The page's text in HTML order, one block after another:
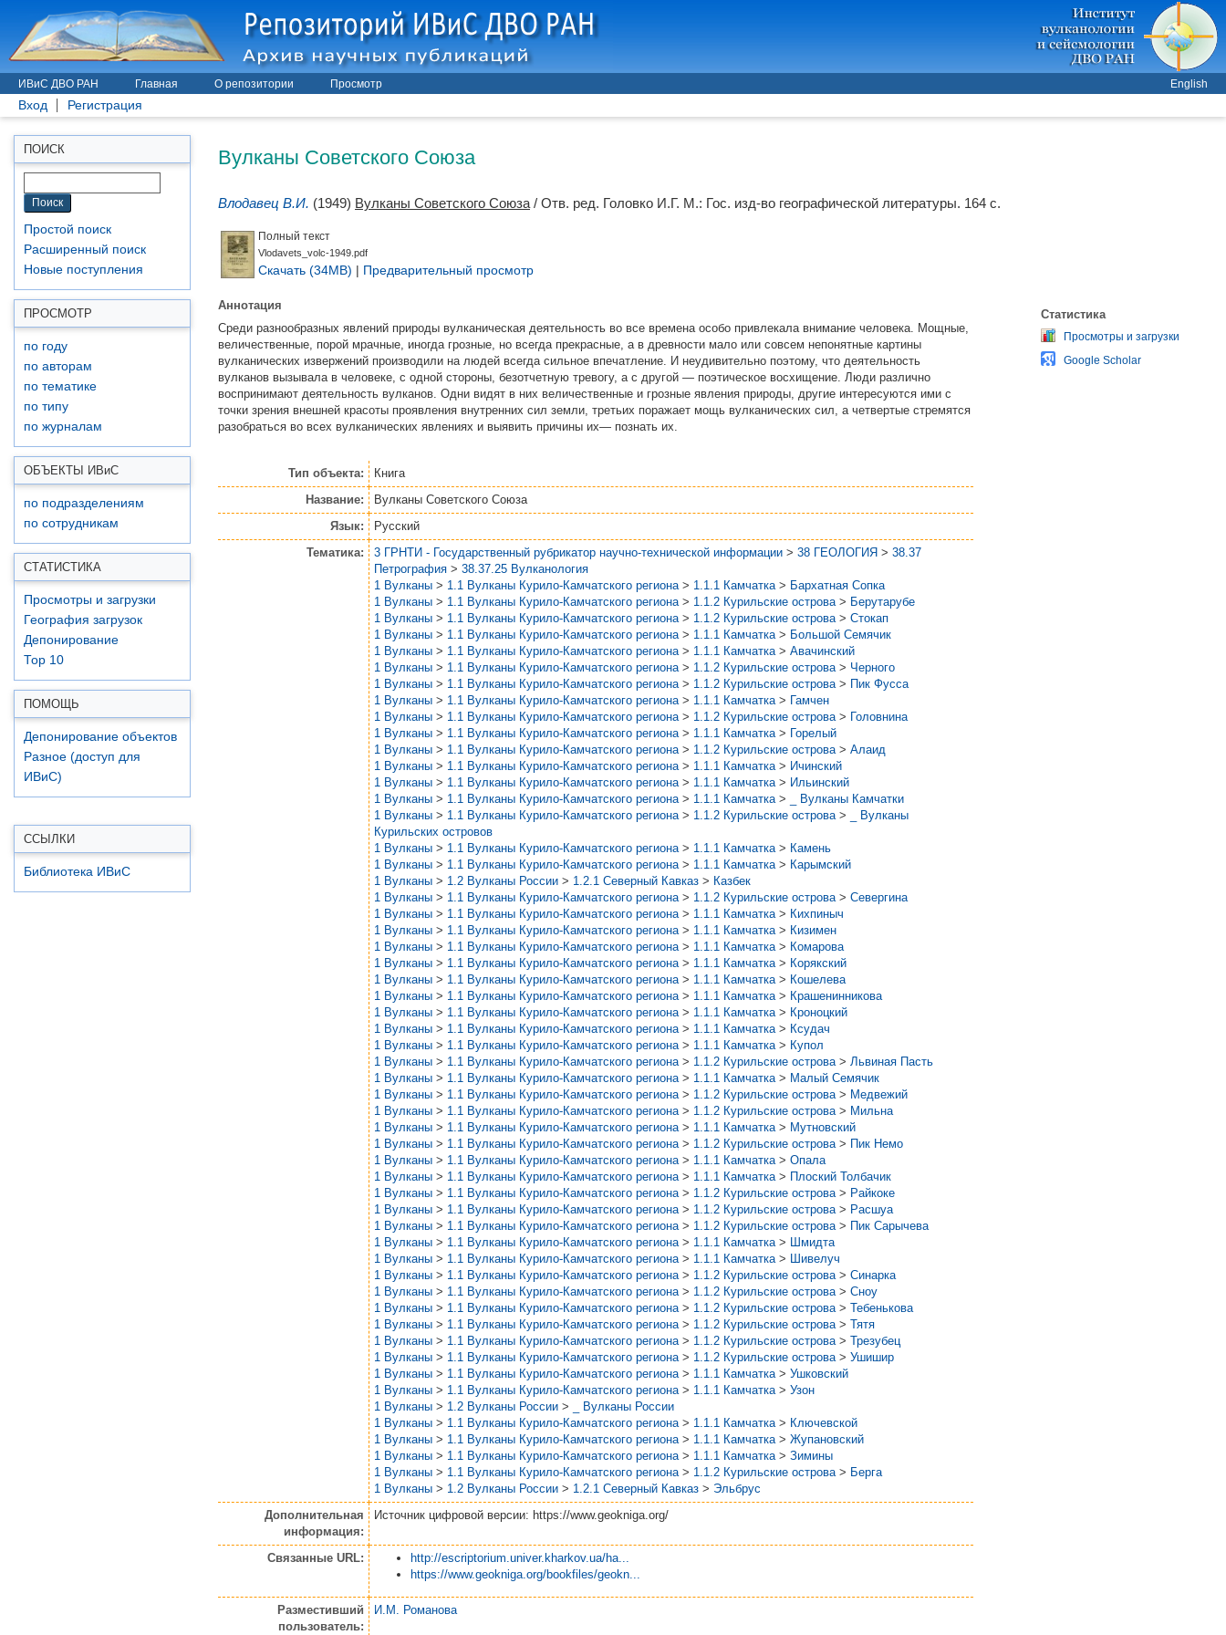
ИВиС ДВО РАН Главная О репозитории Просмотр English
Вход Регистрация
ПОИСК
Простой поиск
Расширенный поиск
Новые поступления
ПРОСМОТР
по году
по авторам
по тематике
по типу
по журналам
ОБЪЕКТЫ ИВиС
по подразделениям
по сотрудникам
СТАТИСТИКА
Просмотры и загрузки
География загрузок
Депонирование
Top 10
ПОМОЩЬ
Депонирование объектов
Разное (доступ для
ИВиС)
ССЫЛКИ
Библиотека ИВиС
Вулканы Советского Союза
Влодавец В.И. (1949) Вулканы Советского Союза / Отв. ред. Головко И.Г. М.: Гос. изд-во географической литературы. 164 с.
Полный текст
Vlodavets_volc-1949.pdf
Скачать (34MB) | Предварительный просмотр
Аннотация
Среди разнообразных явлений природы вулканическая деятельность во все времена особо привлекала внимание человека. Мощные,
величественные, порой мрачные, иногда грозные, но всегда прекрасные, а в древности мало или совсем непонятные картины
вулканических извержений производили на людей всегда сильное впечатление. И неудивительно поэтому, что деятельность
вулканов вызывала в человеке, с одной стороны, безотчетную тревогу, а с другой — поэтическое восхищение. Люди различно
воспринимают деятельность вулканов. Одни видят в них величественные и грозные явления природы, другие интересуются ими с
точки зрения внешней красоты проявления внутренних сил земли, третьих поражает мощь вулканических сил, а четвертые стремятся
разобраться во всех вулканических явлениях и выявить причины их— познать их.
Тип объекта:
Книга
Название:
Вулканы Советского Союза
Язык:
Русский
Тематика:
3 ГРНТИ - Государственный рубрикатор научно-технической информации > 38 ГЕОЛОГИЯ > 38.37
Петрография > 38.37.25 Вулканология
1 Вулканы > 1.1 Вулканы Курило-Камчатского региона > 1.1.1 Камчатка > Бархатная Сопка
1 Вулканы > 1.1 Вулканы Курило-Камчатского региона > 1.1.2 Курильские острова > Берутарубе
1 Вулканы > 1.1 Вулканы Курило-Камчатского региона > 1.1.2 Курильские острова > Стокап
1 Вулканы > 1.1 Вулканы Курило-Камчатского региона > 1.1.1 Камчатка > Большой Семячик
1 Вулканы > 1.1 Вулканы Курило-Камчатского региона > 1.1.1 Камчатка > Авачинский
1 Вулканы > 1.1 Вулканы Курило-Камчатского региона > 1.1.2 Курильские острова > Черного
1 Вулканы > 1.1 Вулканы Курило-Камчатского региона > 1.1.2 Курильские острова > Пик Фусса
1 Вулканы > 1.1 Вулканы Курило-Камчатского региона > 1.1.1 Камчатка > Гамчен
1 Вулканы > 1.1 Вулканы Курило-Камчатского региона > 1.1.2 Курильские острова > Головнина
1 Вулканы > 1.1 Вулканы Курило-Камчатского региона > 1.1.1 Камчатка > Горелый
1 Вулканы > 1.1 Вулканы Курило-Камчатского региона > 1.1.2 Курильские острова > Алаид
1 Вулканы > 1.1 Вулканы Курило-Камчатского региона > 1.1.1 Камчатка > Ичинский
1 Вулканы > 1.1 Вулканы Курило-Камчатского региона > 1.1.1 Камчатка > Ильинский
1 Вулканы > 1.1 Вулканы Курило-Камчатского региона > 1.1.1 Камчатка >
_ Вулканы Камчатки
1 Вулканы > 1.1 Вулканы Курило-Камчатского региона > 1.1.2 Курильские острова >
_ Вулканы
Курильских островов
1 Вулканы > 1.1 Вулканы Курило-Камчатского региона > 1.1.1 Камчатка > Камень
1 Вулканы > 1.1 Вулканы Курило-Камчатского региона > 1.1.1 Камчатка > Карымский
1 Вулканы > 1.2 Вулканы России > 1.2.1 Северный Кавказ > Казбек
1 Вулканы > 1.1 Вулканы Курило-Камчатского региона > 1.1.2 Курильские острова > Севергина
1 Вулканы > 1.1 Вулканы Курило-Камчатского региона > 1.1.1 Камчатка > Кихпиныч
1 Вулканы > 1.1 Вулканы Курило-Камчатского региона > 1.1.1 Камчатка > Кизимен
1 Вулканы > 1.1 Вулканы Курило-Камчатского региона > 1.1.1 Камчатка > Комарова
1 Вулканы > 1.1 Вулканы Курило-Камчатского региона > 1.1.1 Камчатка > Корякский
1 Вулканы > 1.1 Вулканы Курило-Камчатского региона > 1.1.1 Камчатка > Кошелева
1 Вулканы > 1.1 Вулканы Курило-Камчатского региона > 1.1.1 Камчатка > Крашенинникова
1 Вулканы > 1.1 Вулканы Курило-Камчатского региона > 1.1.1 Камчатка > Кроноцкий
1 Вулканы > 1.1 Вулканы Курило-Камчатского региона > 1.1.1 Камчатка > Ксудач
1 Вулканы > 1.1 Вулканы Курило-Камчатского региона > 1.1.1 Камчатка > Купол
1 Вулканы > 1.1 Вулканы Курило-Камчатского региона > 1.1.2 Курильские острова > Львиная Пасть
1 Вулканы > 1.1 Вулканы Курило-Камчатского региона > 1.1.1 Камчатка > Малый Семячик
1 Вулканы > 1.1 Вулканы Курило-Камчатского региона > 1.1.2 Курильские острова > Медвежий
1 Вулканы > 1.1 Вулканы Курило-Камчатского региона > 1.1.2 Курильские острова > Мильна
1 Вулканы > 1.1 Вулканы Курило-Камчатского региона > 1.1.1 Камчатка > Мутновский
1 Вулканы > 1.1 Вулканы Курило-Камчатского региона > 1.1.2 Курильские острова > Пик Немо
1 Вулканы > 1.1 Вулканы Курило-Камчатского региона > 1.1.1 Камчатка > Опала
1 Вулканы > 1.1 Вулканы Курило-Камчатского региона > 1.1.1 Камчатка > Плоский Толбачик
1 Вулканы > 1.1 Вулканы Курило-Камчатского региона > 1.1.2 Курильские острова > Райкоке
1 Вулканы > 1.1 Вулканы Курило-Камчатского региона > 1.1.2 Курильские острова > Расшуа
1 Вулканы > 1.1 Вулканы Курило-Камчатского региона > 1.1.2 Курильские острова > Пик Сарычева
1 Вулканы > 1.1 Вулканы Курило-Камчатского региона > 1.1.1 Камчатка > Шмидта
1 Вулканы > 1.1 Вулканы Курило-Камчатского региона > 1.1.1 Камчатка > Шивелуч
1 Вулканы > 1.1 Вулканы Курило-Камчатского региона > 1.1.2 Курильские острова > Синарка
1 Вулканы > 1.1 Вулканы Курило-Камчатского региона > 1.1.2 Курильские острова > Сноу
1 Вулканы > 1.1 Вулканы Курило-Камчатского региона > 1.1.2 Курильские острова > Тебенькова
1 Вулканы > 1.1 Вулканы Курило-Камчатского региона > 1.1.2 Курильские острова > Тятя
1 Вулканы > 1.1 Вулканы Курило-Камчатского региона > 1.1.2 Курильские острова > Трезубец
1 Вулканы > 1.1 Вулканы Курило-Камчатского региона > 1.1.2 Курильские острова > Ушишир
1 Вулканы > 1.1 Вулканы Курило-Камчатского региона > 1.1.1 Камчатка > Ушковский
1 Вулканы > 1.1 Вулканы Курило-Камчатского региона > 1.1.1 Камчатка > Узон
1 Вулканы > 1.2 Вулканы России >
_ Вулканы России
1 Вулканы > 1.1 Вулканы Курило-Камчатского региона > 1.1.1 Камчатка > Ключевской
1 Вулканы > 1.1 Вулканы Курило-Камчатского региона > 1.1.1 Камчатка > Жупановский
1 Вулканы > 1.1 Вулканы Курило-Камчатского региона > 1.1.1 Камчатка > Зимины
1 Вулканы > 1.1 Вулканы Курило-Камчатского региона > 1.1.2 Курильские острова > Берга
1 Вулканы > 1.2 Вулканы России > 1.2.1 Северный Кавказ > Эльбрус
Дополнительная
информация:
Источник цифровой версии: https://www.geokniga.org/
Связанные URL:
http://escriptorium.univer.kharkov.ua/ha...
https://www.geokniga.org/bookfiles/geokn...
Разместивший
пользователь:
И.М. Романова
Статистика
Просмотры и загрузки
Google Scholar